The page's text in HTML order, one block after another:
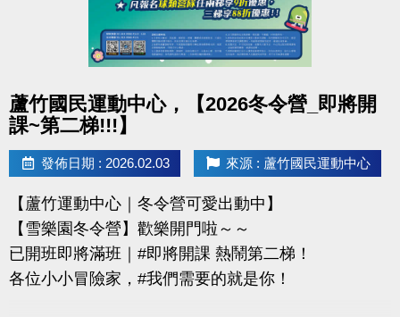
https://www.lzsports.com.tw/zh_TW/news/pageID/1/
-FB : 桃園市蘆竹國民運動中心
-IG : @luzhusports
蘆竹國民運動中心，【2026冬令營_即將開
課~第二梯!!!】
發佈日期 : 2026.02.03 來源 : 蘆竹國民運動中心
【蘆竹運動中心｜冬令營可愛出動中】
【雪樂園冬令營】歡樂開門啦～～
已開班即將滿班｜#即將開課 熱鬧第二梯！
各位小小冒險家，#我們需要的就是你！